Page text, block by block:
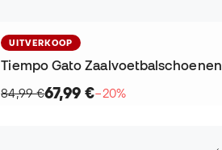
UITVERKOOP
Tiempo Gato Zaalvoetbalschoenen
84,99 €67,99 €−20%